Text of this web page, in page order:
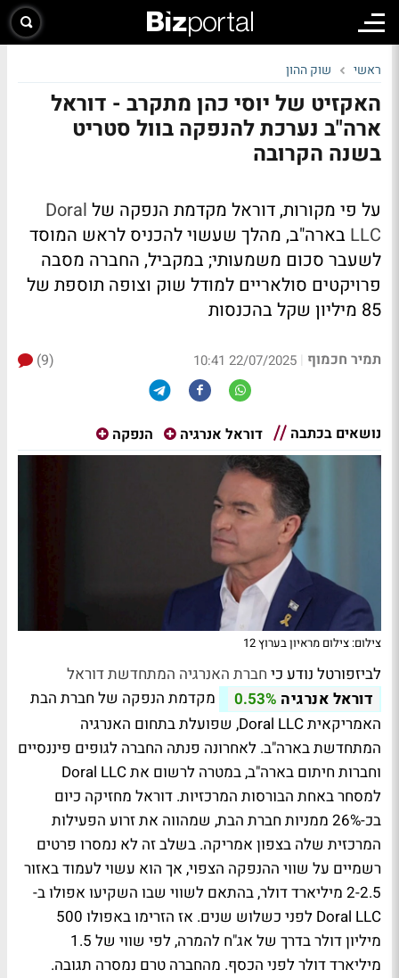
ראשי שוק ההון
האקזיט של יוסי כהן מתקרב - דוראל
ארה"ב נערכת להנפקה בוול סטריט
בשנה הקרובה
על פי מקורות, דוראל מקדמת הנפקה של Doral
LLC בארה"ב, מהלך שעשוי להכניס לראש המוסד
לשעבר סכום משמעותי; במקביל, החברה מסבה
פרויקטים סולאריים למודל שוק וצופה תוספת של
85 מיליון שקל בהכנסות
תמיר חכמוף |
22/07/2025 10:41
(9)
נושאים בכתבה דוראל אנרגיה הנפקה
צילום: צילום מראיון בערוץ 12
לביזפורטל נודע כי חברת האנרגיה המתחדשת דוראל
דוראל אנרגיה 0.53%
מקדמת הנפקה של חברת הבת
האמריקאית Doral LLC, שפועלת בתחום האנרגיה
המתחדשת בארה"ב. לאחרונה פנתה החברה לגופים פיננסיים
וחברות חיתום בארה"ב, במטרה לרשום את Doral LLC
למסחר באחת הבורסות המרכזיות. דוראל מחזיקה כיום
בכ-26% ממניות חברת הבת, שמהווה את זרוע הפעילות
המרכזית שלה בצפון אמריקה. בשלב זה לא נמסרו פרטים
רשמיים על שווי ההנפקה הצפוי, אך הוא עשוי לעמוד באזור
2-2.5 מיליארד דולר, בהתאם לשווי שבו השקיעו אפולו ב-
Doral LLC לפני כשלוש שנים. אז הזרימו באפולו 500
מיליון דולר בדרך של אג"ח להמרה, לפי שווי של 1.5
מיליארד דולר לפני הכסף. מהחברה טרם נמסרה תגובה.